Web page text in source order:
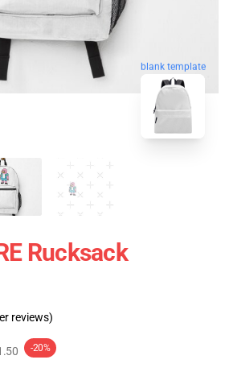
blank template
Rucksack
reviews)
-20%